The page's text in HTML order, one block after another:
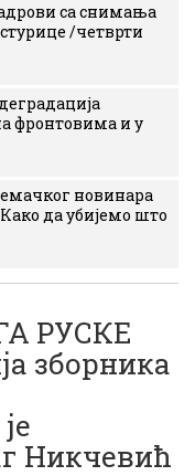
са снимања
/четврти
фронтовима и у
новинара
да убијемо што
РУСКЕ
зборника
Никчевић